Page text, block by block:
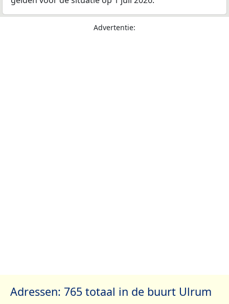
Advertentie:
Adressen: 765 totaal in de buurt Ulrum